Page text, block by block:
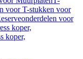
voor T-stukken voor
voor
koper,
koper,